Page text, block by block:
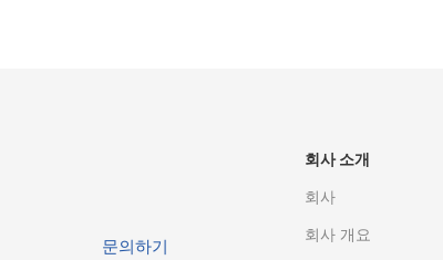
문의하기
회사 소개
회사
회사 개요